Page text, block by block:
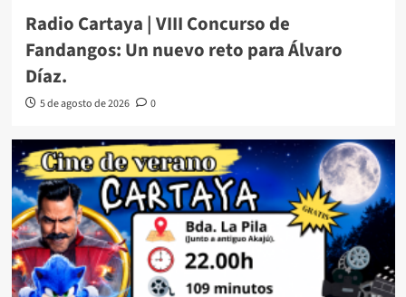
Radio Cartaya | VIII Concurso de
Fandangos: Un nuevo reto para Álvaro
Díaz.
5 de agosto de 2026 0